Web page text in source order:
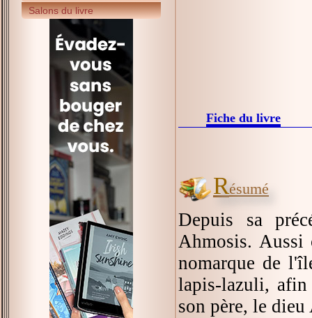
Salons du livre
Fiche du livre
Résumé
Depuis sa
Ahmosis.
nomarque de
lapis-lazuli,
son père, le